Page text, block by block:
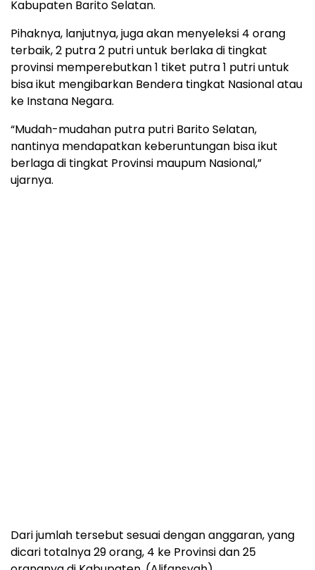
Kabupaten Barito Selatan.
Pihaknya, lanjutnya, juga akan menyeleksi 4 orang
terbaik, 2 putra 2 putri untuk berlaka di tingkat
provinsi memperebutkan 1 tiket putra 1 putri untuk
bisa ikut mengibarkan Bendera tingkat Nasional atau
ke Instana Negara.
“Mudah-mudahan putra putri Barito Selatan,
nantinya mendapatkan keberuntungan bisa ikut
berlaga di tingkat Provinsi maupum Nasional,”
ujarnya.
Dari jumlah tersebut sesuai dengan anggaran, yang
dicari totalnya 29 orang, 4 ke Provinsi dan 25